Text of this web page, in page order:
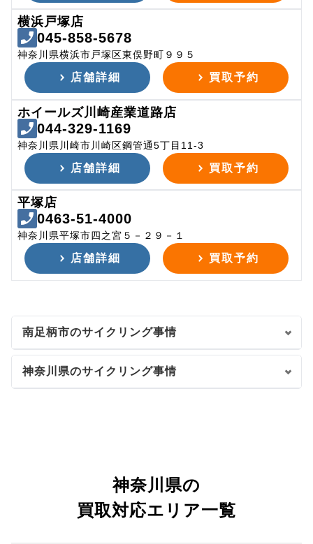
横浜戸塚店
045-858-5678
神奈川県横浜市戸塚区東俣野町９９５
店舗詳細 買取予約
ホイールズ川崎産業道路店
044-329-1169
神奈川県川崎市川崎区鋼管通5丁目11-3
店舗詳細 買取予約
平塚店
0463-51-4000
神奈川県平塚市四之宮５－２９－１
店舗詳細 買取予約
南足柄市のサイクリング事情
神奈川県のサイクリング事情
神奈川県の
買取対応エリア一覧